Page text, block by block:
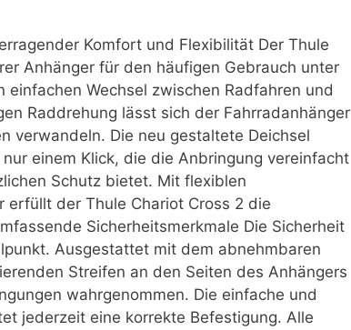
Komfort und Flexibilität Der Thule
Anhänger für den häufigen Gebrauch unter
einfachen Wechsel zwischen Radfahren und
Raddrehung lässt sich der Fahrradanhänger
verwandeln. Die neu gestaltete Deichsel
einem Klick, die die Anbringung vereinfacht
Schutz bietet. Mit flexiblen
der Thule Chariot Cross 2 die
Sicherheitsmerkmale Die Sicherheit
Ausgestattet mit dem abnehmbaren
Streifen an den Seiten des Anhängers
wahrgenommen. Die einfache und
jederzeit eine korrekte Befestigung. Alle